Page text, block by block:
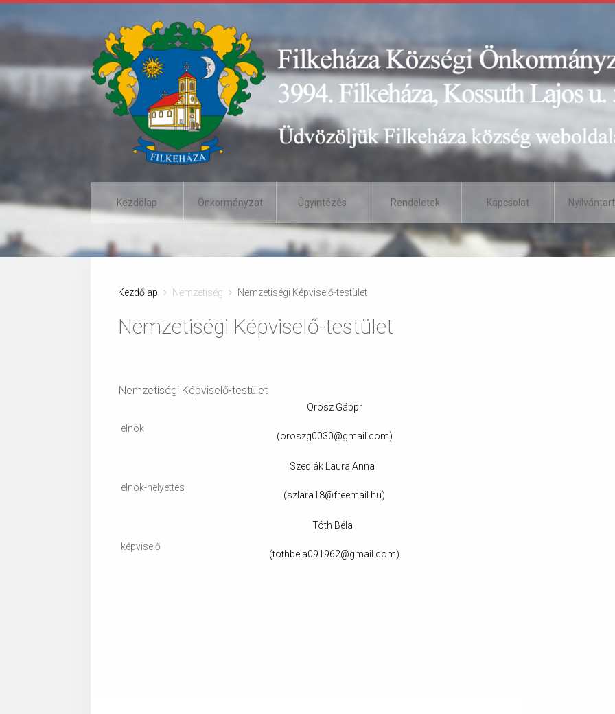
Kezdölap Önkormányzat Ügyintézés Rendeletek Kapcsolat
Kezdőlap Nemzetiség Nemzetiségi Képviselő-testület
Nemzetiségi Képviselő-testület
Nemzetiségi Képviselő-testület
elnök
Orosz Gábpr
(oroszg0030@gmail.com)
elnök-helyettes
Szedlák Laura Anna
(szlara18@freemail.hu)
képviselő
Tóth Béla
(tothbela091962@gmail.com)